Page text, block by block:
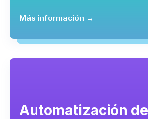
Más información →
Automatización de